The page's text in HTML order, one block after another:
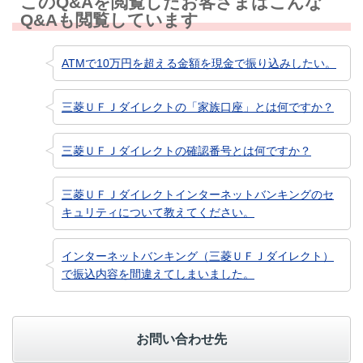
Q&Aも閲覧しています
ATMで10万円を超える金額を現金で振り込みしたい。
三菱ＵＦＪダイレクトの「家族口座」とは何ですか？
三菱ＵＦＪダイレクトの確認番号とは何ですか？
三菱ＵＦＪダイレクトインターネットバンキングのセ
キュリティについて教えてください。
インターネットバンキング（三菱ＵＦＪダイレクト）
で振込内容を間違えてしまいました。
お問い合わせ先